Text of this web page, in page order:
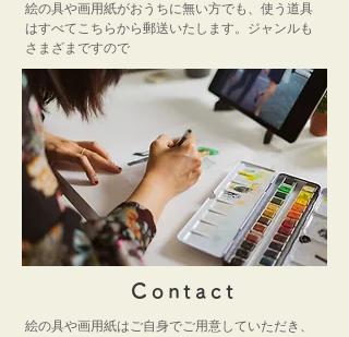
絵の具や画用紙がおうちに無い方でも、使う道具
はすべてこちらから郵送いたします。ジャンルも
さまざまですので
​Contact
絵の具や画用紙はご自身でご用意していただき、